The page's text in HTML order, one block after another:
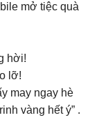
mở tiệc quà
hời!
lỡ!
may ngay hè
vàng hết ý” .